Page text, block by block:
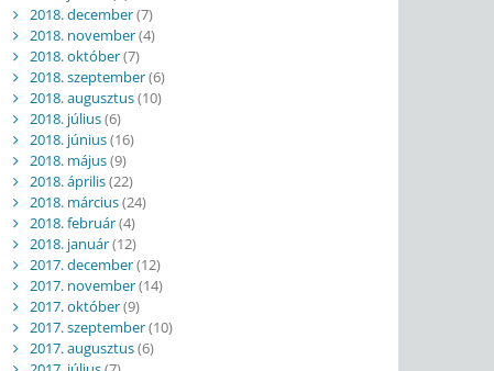
2018. december(7)
2018. november(4)
2018. október(7)
2018. szeptember(6)
2018. augusztus(10)
2018. július(6)
2018. június(16)
2018. május(9)
2018. április(22)
2018. március(24)
2018. február(4)
2018. január(12)
2017. december(12)
2017. november(14)
2017. október(9)
2017. szeptember(10)
2017. augusztus(6)